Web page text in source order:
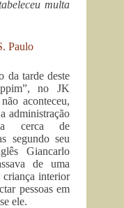
multa
Paulo
tarde deste
no JK
aconteceu,
administração
cerca de
segundo seu
Giancarlo
de uma
criança interior
pessoas em
ele.